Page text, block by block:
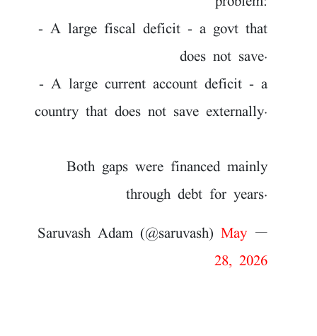
- A large fiscal deficit - a govt that
does not save.
- A large current account deficit - a
country that does not save externally.
Both gaps were financed mainly
through debt for years.
— Saruvash Adam (@saruvash)
May
28, 2026